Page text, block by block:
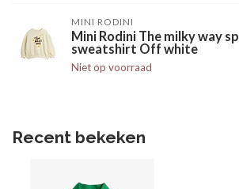
MINI RODINI
Mini Rodini The milky way sp
sweatshirt Off white
Niet op voorraad
Recent bekeken